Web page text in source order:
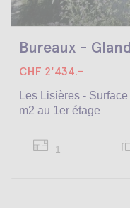
Bureaux -
CHF 2'434.-
Les Lisières -
m2 au 1er étage
1